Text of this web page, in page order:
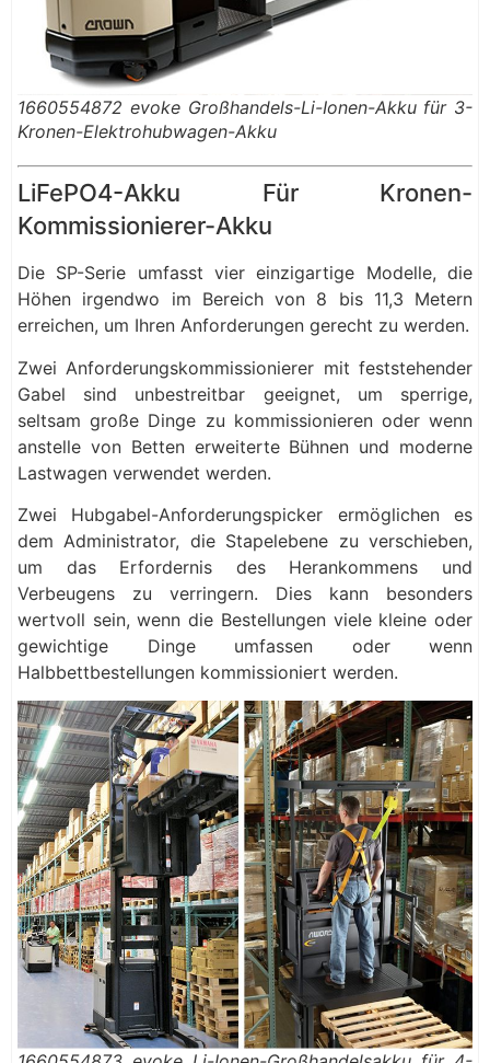
1660554872 evoke Großhandels-Li-Ionen-Akku für 3-
Kronen-Elektrohubwagen-Akku
LiFePO4-Akku Für Kronen-
Kommissionierer-Akku
Die SP-Serie umfasst vier einzigartige Modelle, die
Höhen irgendwo im Bereich von 8 bis 11,3 Metern
erreichen, um Ihren Anforderungen gerecht zu werden.
Zwei Anforderungskommissionierer mit feststehender
Gabel sind unbestreitbar geeignet, um sperrige,
seltsam große Dinge zu kommissionieren oder wenn
anstelle von Betten erweiterte Bühnen und moderne
Lastwagen verwendet werden.
Zwei Hubgabel-Anforderungspicker ermöglichen es
dem Administrator, die Stapelebene zu verschieben,
um das Erfordernis des Herankommens und
Verbeugens zu verringern. Dies kann besonders
wertvoll sein, wenn die Bestellungen viele kleine oder
gewichtige Dinge umfassen oder wenn
Halbbettbestellungen kommissioniert werden.